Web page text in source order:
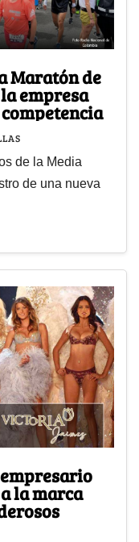
Maratón de
empresa
de la Media
de una nueva
la marca